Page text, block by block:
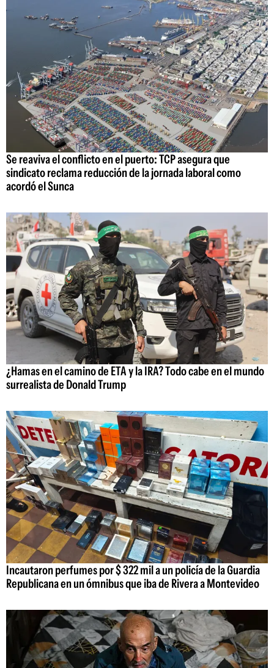
Se reaviva el conflicto en el puerto: TCP asegura que
sindicato reclama reducción de la jornada laboral como
acordó el Sunca
¿Hamas en el camino de ETA y la IRA? Todo cabe en el mundo
surrealista de Donald Trump
Incautaron perfumes por $ 322 mil a un policía de la Guardia
Republicana en un ómnibus que iba de Rivera a Montevideo